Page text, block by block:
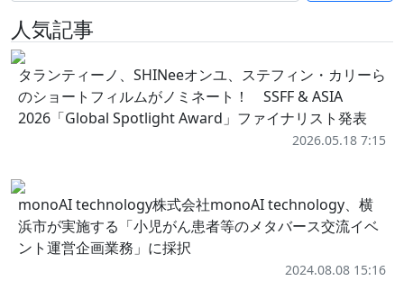
人気記事
タランティーノ、SHINeeオンユ、ステフィン・カリーら
のショートフィルムがノミネート！ SSFF & ASIA
2026「Global Spotlight Award」ファイナリスト発表
2026.05.18 7:15
monoAI technology株式会社monoAI technology、横
浜市が実施する「小児がん患者等のメタバース交流イベ
ント運営企画業務」に採択
2024.08.08 15:16